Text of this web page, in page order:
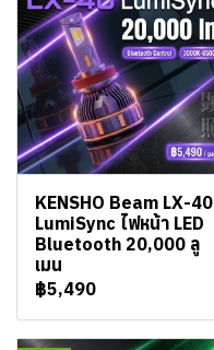
KENSHO Beam LX-40
LumiSync ไฟหน้า LED
Bluetooth 20,000 ลู
เมน
฿5,490